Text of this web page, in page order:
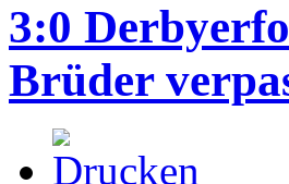
3:0
Brüder